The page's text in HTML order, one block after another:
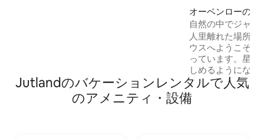
オーベンローのコ
ス
自然の中でジャグ
ニーハウス
人里離れた場所に
ウスへようこそ。
っています。星空
しめるようにな
いお風呂に入り、
の声で目覚め、鹿
みましょう。これ
Jutlandのバケーションレンタルで人気
のアメニティ・設備